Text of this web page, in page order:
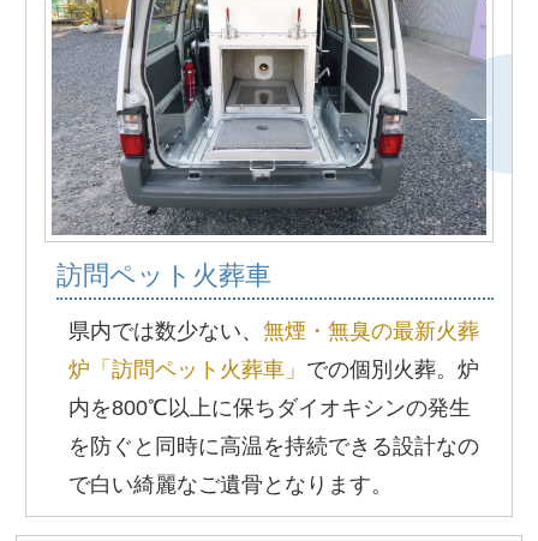
訪問ペット火葬車
県内では数少ない、無煙・無臭の最新火葬
炉「訪問ペット火葬車」 での個別火葬。炉
内を800℃以上に保ちダイオキシンの発生
を防ぐと同時に高温を持続できる設計なの
で白い綺麗なご遺骨となります。